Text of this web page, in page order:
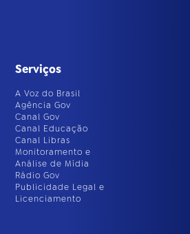
Serviços
A Voz do Brasil
Agência Gov
Canal Gov
Canal Educação
Canal Libras
Monitoramento e
Análise de Mídia
Rádio Gov
Publicidade Legal e
Licenciamento